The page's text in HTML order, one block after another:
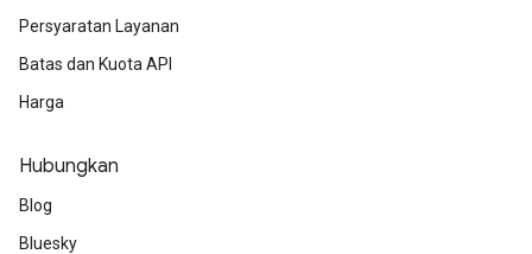
Persyaratan Layanan
Batas dan Kuota API
Harga
Hubungkan
Blog
Bluesky